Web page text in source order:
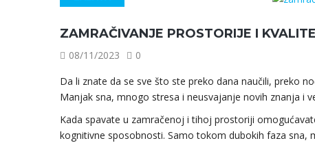
ZAMRAČIVANJE PROSTORIJE I
08/11/2023
0
Da li znate da se sve što ste preko dana naučili, preko
Manjak sna, mnogo stresa i neusvajanje novih znanja i
Kada spavate u zamračenoj i tihoj prostoriji
kognitivne sposobnosti. Samo tokom dubokih faza